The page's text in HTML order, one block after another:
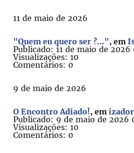
11 de maio de 2026
"Quem eu quero ser ?...", em
Publicado: 11 de maio de 2026
Visualizações: 10
Comentários: 0
9 de maio de 2026
O Encontro Adiado!, em
Publicado: 9 de maio de 2026
Visualizações: 10
Comentários: 0